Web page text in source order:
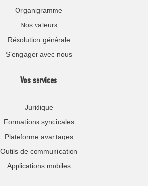
Organigramme
Nos valeurs
Résolution générale
S’engager avec nous
Vos services
Juridique
Formations syndicales
Plateforme avantages
Outils de communication
Applications mobiles